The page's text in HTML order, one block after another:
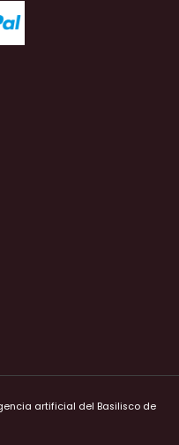
artificial del Basilisco de